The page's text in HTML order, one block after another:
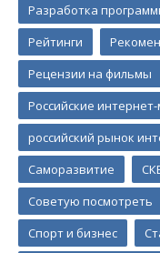
Разработка
Рейтинги
Рецензии на фильмы
Российские
российский рынок
Саморазвитие
Советую посмотреть
Спорт и бизнес